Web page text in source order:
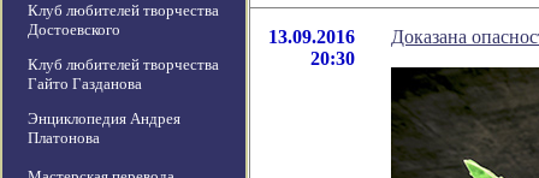
Клуб любителей творчества
Достоевского
Клуб любителей творчества
Гайто Газданова
Энциклопедия Андрея
Платонова
13.09.2016
20:30
Доказана